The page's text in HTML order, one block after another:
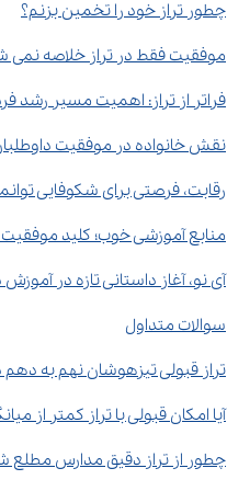
چطور تراز خود را تخمین بزنم؟
موفقیت فقط در تراز خلاصه نمی
فراتر از تراز: اهمیت مسیر رشد
نقش خانواده در موفقیت
رقابت، فرصتی برای شکوفایی
منابع آموزشی خوب؛ کلید
آی‌ نو، آغاز داستانی تازه در آموزش دیجیتال
سوالات متداول
تراز قبولی تیزهوشان نهم به
آیا امکان قبولی با تراز کمتر از
چطور از تراز دقیق مدارس مطلع